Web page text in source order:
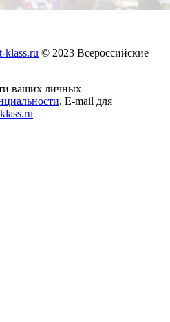
klass.ru © 2023 Всероссийские
ваших личных
. E-mail для